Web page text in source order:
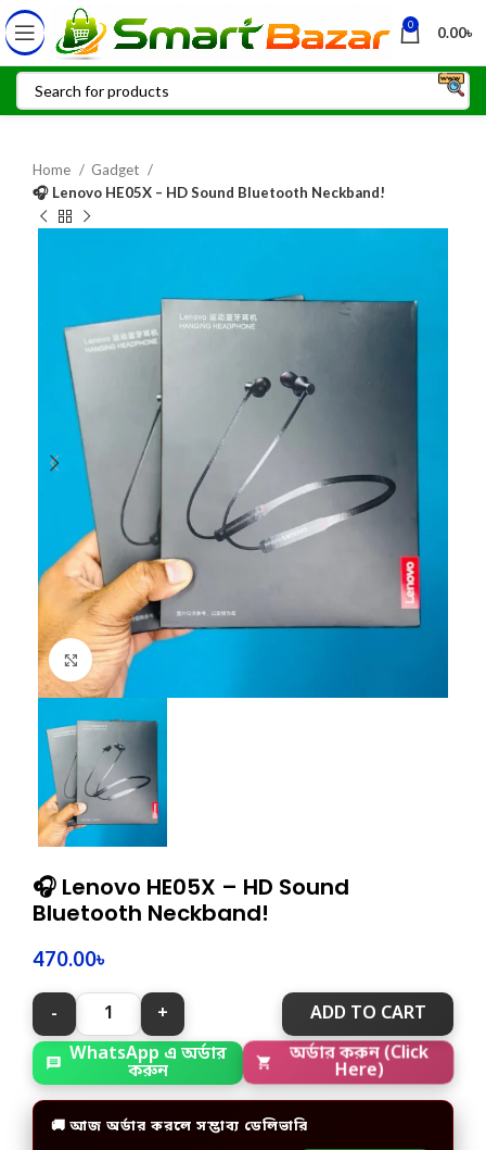
0 0.00৳
Home
Gadget
🎧 Lenovo HE05X – HD Sound Bluetooth Neckband!
Click to enlarge
🎧 Lenovo HE05X – HD Sound
Bluetooth Neckband!
470.00৳
ADD TO CART
WhatsApp এ অর্ডার
করুন
অর্ডার করুন (Click
Here)
🚚 আজ অর্ডার করলে সম্ভাব্য ডেলিভারি